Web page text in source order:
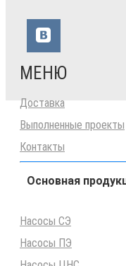
МЕНЮ
Доставка
Выполненные проекты
Контакты
Основная
Насосы СЭ
Насосы ПЭ